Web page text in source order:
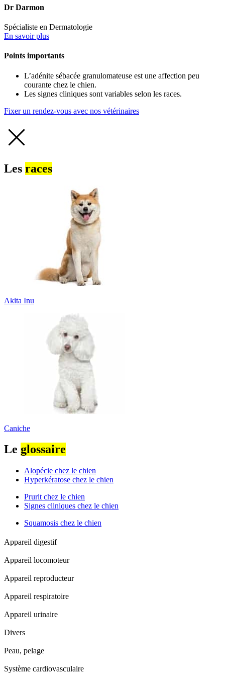
Dr Darmon
Spécialiste en Dermatologie
En savoir plus
Points importants
L’adénite sébacée granulomateuse est une affection peu
courante chez le chien.
Les signes cliniques sont variables selon les races.
Fixer un rendez-vous avec nos vétérinaires
Les races
Akita Inu
Caniche
Le glossaire
Alopécie chez le chien
Hyperkératose chez le chien
Prurit chez le chien
Signes cliniques chez le chien
Squamosis chez le chien
Appareil digestif
Appareil locomoteur
Appareil reproducteur
Appareil respiratoire
Appareil urinaire
Divers
Peau, pelage
Système cardiovasculaire